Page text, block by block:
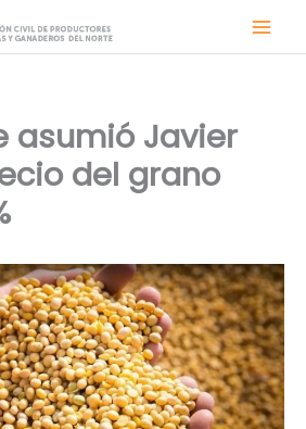
asumió Javier
del grano